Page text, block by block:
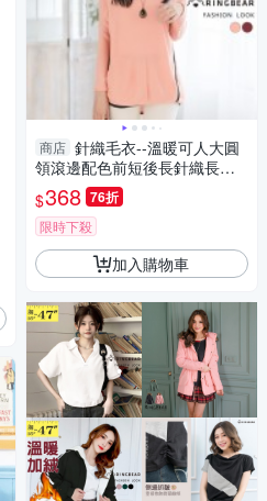
商店 針織毛衣--溫暖可人大圓
領滾邊配色前短後長針織長袖
上衣(紅.粉2L-3L)-X184眼圈熊
中大尺碼
$368 76折
限時下殺
加入購物車